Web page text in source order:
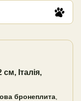
Італія,
бронеплита